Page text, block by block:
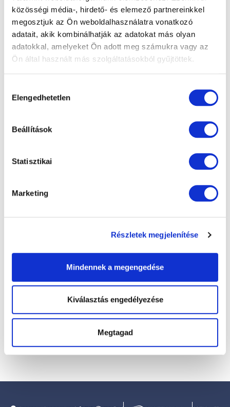
közösségi média-, hirdető- és elemező partnereinkkel
megosztjuk az Ön weboldalhasználatra vonatkozó
adatait, akik kombinálhatják az adatokat más olyan
adatokkal, amelyeket Ön adott meg számukra vagy az
Ön által használt más szolgáltatásokból gyűjtöttek.
kiválasztása
Elengedhetetlen
Beállítások
Statisztikai
Marketing
Részletek megjelenítése
Mindennek a megengedése
Kiválasztás engedélyezése
Megtagad
Vissza
9 dolog, amiért a
választanak
Maximális biztonság szakértelem
Egyedülálló lézerpark
javulás
fókuszban!